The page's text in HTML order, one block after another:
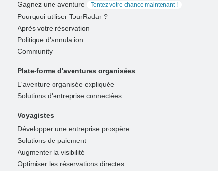
Gagnez une aventure
Tentez votre chance maintenant !
Pourquoi utiliser TourRadar ?
Après votre réservation
Politique d'annulation
Community
Plate-forme d'aventures organisées
L'aventure organisée expliquée
Solutions d'entreprise connectées
Voyagistes
Développer une entreprise prospère
Solutions de paiement
Augmenter la visibilité
Optimiser les réservations directes